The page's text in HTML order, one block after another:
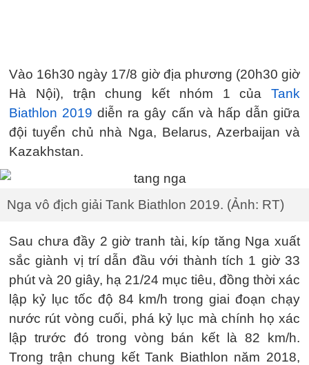
Vào 16h30 ngày 17/8 giờ địa phương (20h30 giờ
Hà Nội), trận chung kết nhóm 1 của Tank
Biathlon 2019 diễn ra gây cấn và hấp dẫn giữa
đội tuyển chủ nhà Nga, Belarus, Azerbaijan và
Kazakhstan.
Nga vô địch giải Tank Biathlon 2019. (Ảnh: RT)
Sau chưa đầy 2 giờ tranh tài, kíp tăng Nga xuất
sắc giành vị trí dẫn đầu với thành tích 1 giờ 33
phút và 20 giây, hạ 21/24 mục tiêu, đồng thời xác
lập kỷ lục tốc độ 84 km/h trong giai đoạn chạy
nước rút vòng cuối, phá kỷ lục mà chính họ xác
lập trước đó trong vòng bán kết là 82 km/h.
Trong trận chung kết Tank Biathlon năm 2018,